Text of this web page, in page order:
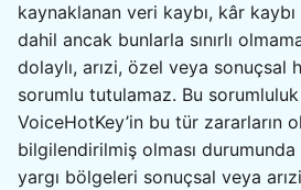
kaynaklanan veri kaybı, kâr
dahil ancak bunlarla sınırlı
dolaylı, arızi, özel veya sonuçsal
sorumlu tutulamaz. Bu sorumluluk
VoiceHotKey’in bu tür zararların
bilgilendirilmiş olması durumunda
yargı bölgeleri sonuçsal veya